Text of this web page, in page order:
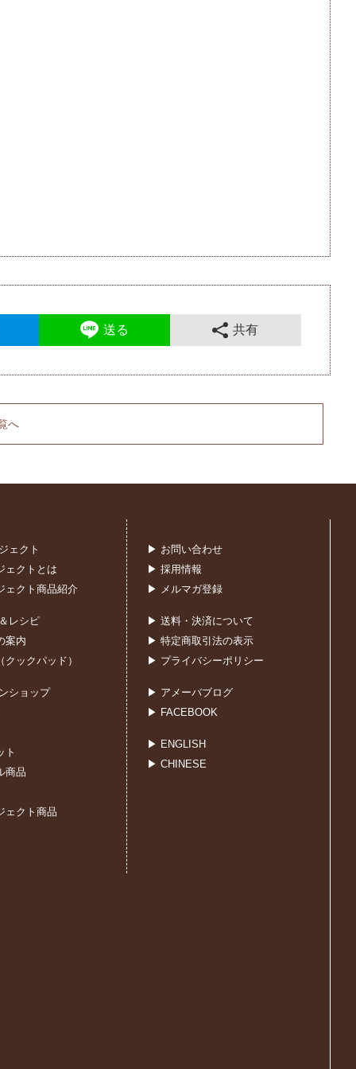
送る 共有
へ
ェクト
ェクトとは
ェクト商品紹介
レシピ
案内
クックパッド）
ショップ
ト
商品
ェクト商品
▶ お問い合わせ
▶ 採用情報
▶ メルマガ登録
▶ 送料・決済について
▶ 特定商取引法の表示
▶ プライバシーポリシー
▶ アメーバブログ
▶ FACEBOOK
▶ ENGLISH
▶ CHINESE